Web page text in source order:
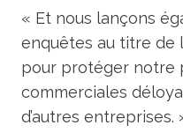
« Et nous lançons
enquêtes au titre de
pour protéger notre
commerciales
d’autres entreprises.